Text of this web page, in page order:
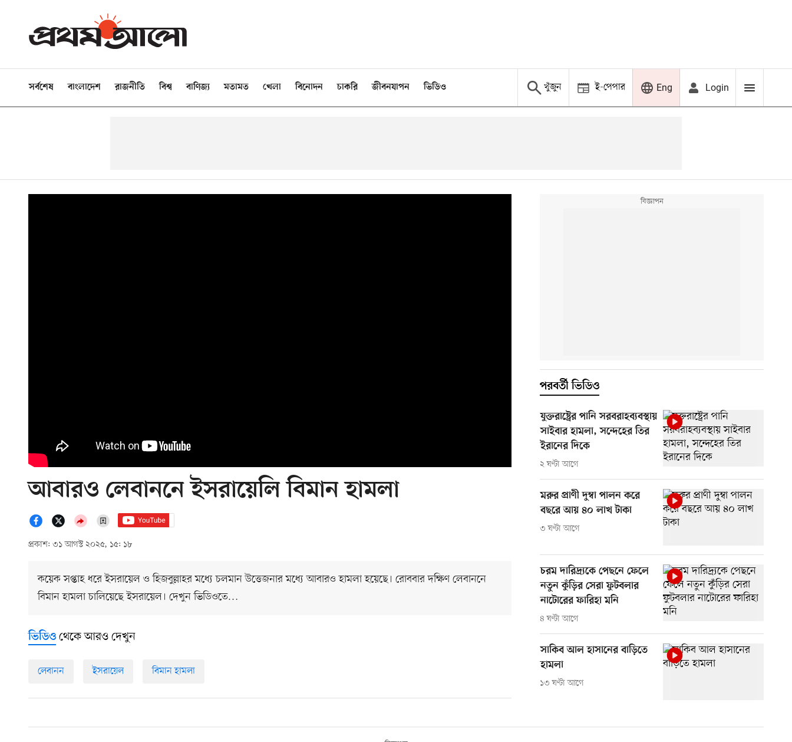
সর্বশেষ বাংলাদেশ রাজনীতি বিশ্ব বাণিজ্য মতামত খেলা বিনোদন চাকরি জীবনযাপন ভিডিও খুঁজুন ই-পেপার Eng Login
আবারও লেবাননে ইসরায়েলি বিমান হামলা
প্রকাশ: ৩১ আগস্ট ২০২৫, ১৫: ১৮
কয়েক সপ্তাহ ধরে ইসরায়েল ও হিজবুল্লাহর মধ্যে চলমান উত্তেজনার মধ্যে আবারও হামলা হয়েছে। রোববার দক্ষিণ লেবাননে
বিমান হামলা চালিয়েছে ইসরায়েল। দেখুন ভিডিওতে…
পরবর্তী ভিডিও
যুক্তরাষ্ট্রের পানি সরবরাহব্যবস্থায়
সাইবার হামলা, সন্দেহের তির
ইরানের দিকে
২ ঘণ্টা আগে
মরুর প্রাণী দুম্বা পালন করে
বছরে আয় ৪০ লাখ টাকা
৩ ঘণ্টা আগে
চরম দারিদ্র্যকে পেছনে ফেলে
নতুন কুঁড়ির সেরা ফুটবলার
নাটোরের ফারিহা মনি
৪ ঘণ্টা আগে
সাকিব আল হাসানের বাড়িতে
হামলা
১৩ ঘণ্টা আগে
ভিডিও থেকে আরও দেখুন
লেবানন ইসরায়েল বিমান হামলা